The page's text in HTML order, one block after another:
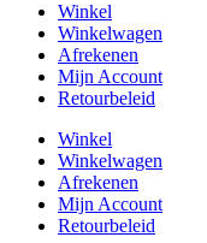
Winkel
Winkelwagen
Afrekenen
Mijn Account
Retourbeleid
Winkel
Winkelwagen
Afrekenen
Mijn Account
Retourbeleid